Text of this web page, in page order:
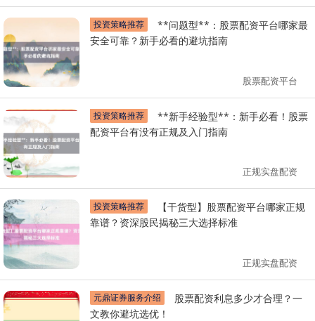
投资策略推荐
安全可靠？新手必看的避坑指南
股票配资平台
投资策略推荐
配资平台有没有正规及入门指南
正规实盘配资
投资策略推荐
靠谱？资深股民揭秘三大选择标准
正规实盘配资
元鼎证券服务介绍
文教你避坑选优！